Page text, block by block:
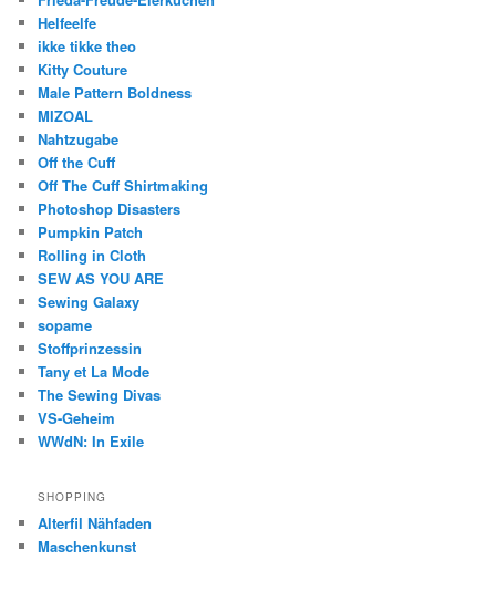
Helfeelfe
ikke tikke theo
Kitty Couture
Male Pattern Boldness
MIZOAL
Nahtzugabe
Off the Cuff
Off The Cuff Shirtmaking
Photoshop Disasters
Pumpkin Patch
Rolling in Cloth
SEW AS YOU ARE
Sewing Galaxy
sopame
Stoffprinzessin
Tany et La Mode
The Sewing Divas
VS-Geheim
WWdN: In Exile
SHOPPING
Alterfil Nähfaden
Maschenkunst